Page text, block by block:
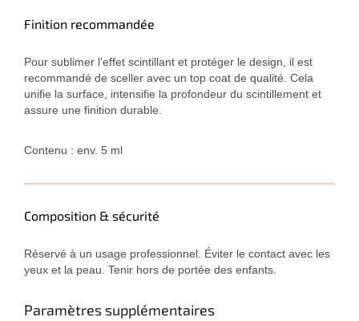
Finition recommandée
Pour sublimer l’effet scintillant et protéger le design, il est
recommandé de sceller avec un top coat de qualité. Cela
unifie la surface, intensifie la profondeur du scintillement et
assure une finition durable.
Contenu : env. 5 ml
Composition & sécurité
Réservé à un usage professionnel. Éviter le contact avec les
yeux et la peau. Tenir hors de portée des enfants.
Paramètres supplémentaires